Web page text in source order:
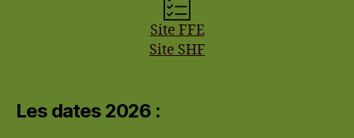
Site FFE
Site SHF
Les dates 2026 :